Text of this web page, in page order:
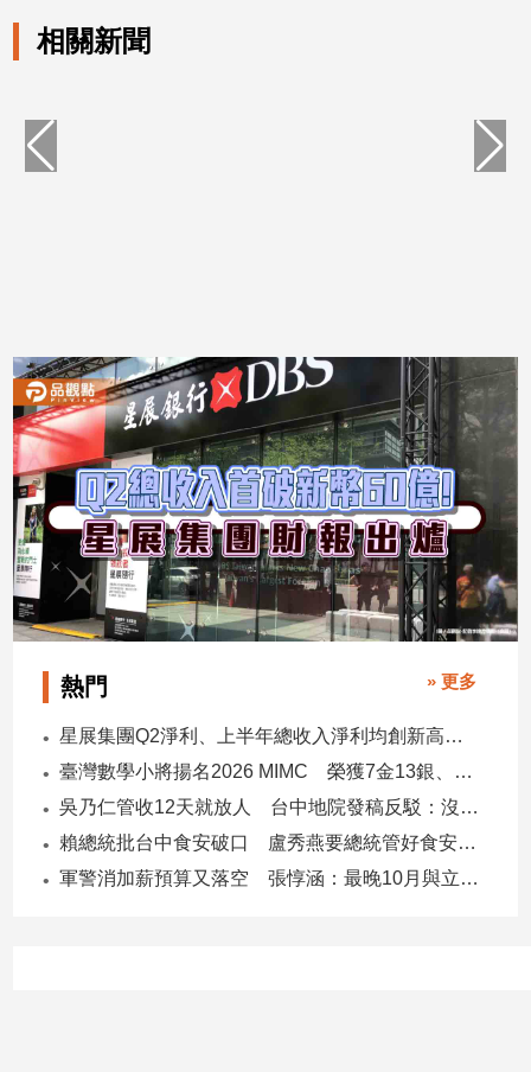
投
專
區
【我
相關新聞
熱門 » 更多
星展集團Q2淨利、上半年總收入淨利均創新高 股東權益報酬率17.5%
臺灣數學小將揚名2026 MIMC​ 榮獲7金13銀、13銅1佳作
吳乃仁管收12天就放人 台中地院發稿反駁：沒有司法雙標
賴總統批台中食安破口 盧秀燕要總統管好食安 蔣萬安搬2014「食安即國安」打臉
軍警消加薪預算又落空 張惇涵：最晚10月與立法院溝通